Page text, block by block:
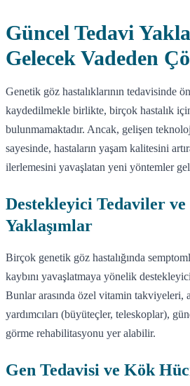
Güncel Tedavi
Gelecek Vadeden
Genetik göz hastalıklarının tedavisinde
kaydedilmekle birlikte, birçok hastalık
bulunmamaktadır. Ancak, gelişen
sayesinde, hastaların yaşam kalitesini
ilerlemesini yavaşlatan yeni yöntemler
Destekleyici Tedaviler
Yaklaşımlar
Birçok genetik göz hastalığında
kaybını yavaşlatmaya yönelik
Bunlar arasında özel vitamin takviyeleri,
yardımcıları (büyüteçler, teleskoplar),
görme rehabilitasyonu yer alabilir.
Gen Tedavisi ve Kök